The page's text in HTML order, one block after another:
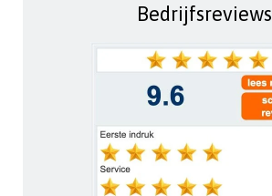
Bedrijfsreviews